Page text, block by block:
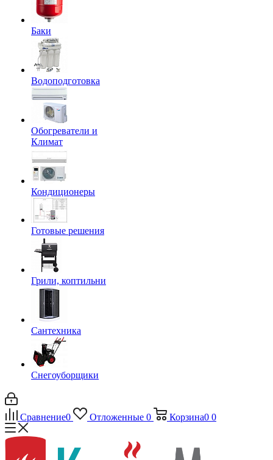
Баки
Водоподготовка
Обогреватели и
Климат
Кондиционеры
Готовые решения
Грили, коптильни
Сантехника
Снегоуборщики
Сравнение0 Отложенные 0 Корзина0 0